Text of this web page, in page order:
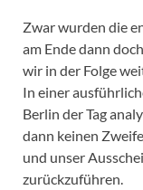
Zwar wurden die
am Ende dann
wir in der Folge
In einer
Berlin der Tag
dann keinen
und unser
zurückzuführen.